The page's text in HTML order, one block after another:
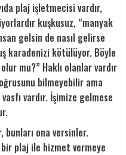
plaj işletmecisi vardır,
kuşkusuz, “manyak
gelsin de nasıl gelirse
karadenizi kötülüyor. Böyle
mu?” Haklı olanlar vardır
bilmeyebilir ama
vardır. İşimize gelmese
bunları ona versinler.
bir plaj ile hizmet vermeye